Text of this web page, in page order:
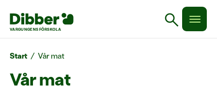
VARGUNGENS FÖRSKOLA search
Start / Vår mat
Vår mat